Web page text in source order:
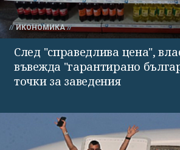
ИКОНОМИКА
След "справедлива цена",
въвежда "гарантирано
точки за заведения